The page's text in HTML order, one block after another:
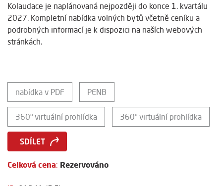
Kolaudace je naplánovaná nejpozději do konce 1. kvartálu
2027. Kompletní nabídka volných bytů včetně ceníku a
podrobných informací je k dispozici na naších webových
stránkách.
nabídka v PDF PENB
360° virtuální prohlídka 360° virtuální prohlídka
SDÍLET
Celková cena: Rezervováno